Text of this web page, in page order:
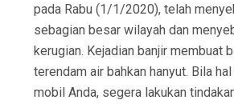
pada Rabu (1/1/2020), telah
sebagian besar wilayah dan
kerugian. Kejadian banjir membuat
terendam air bahkan hanyut. Bila
mobil Anda, segera lakukan